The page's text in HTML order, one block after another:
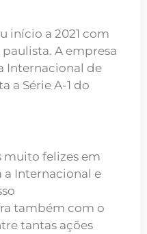
início a 2021 com
A empresa
Internacional de
a Série A-1 do
muito felizes em
a Internacional e
também com o
tantas ações